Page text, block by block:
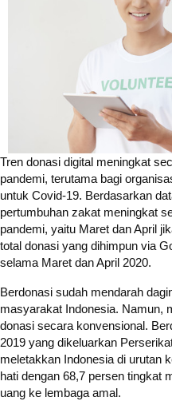
Tren donasi digital meningkat
pandemi, terutama bagi
untuk Covid-19. Berdasarkan
pertumbuhan zakat meningkat
pandemi, yaitu Maret dan April
total donasi yang dihimpun via
selama Maret dan April 2020.
Berdonasi sudah mendarah
masyarakat Indonesia. Namun,
donasi secara konvensional.
2019 yang dikeluarkan
meletakkan Indonesia di urutan
hati dengan 68,7 persen tingkat
uang ke lembaga amal.